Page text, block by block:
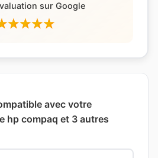
sur Google
avec votre
hp compaq et 3 autres